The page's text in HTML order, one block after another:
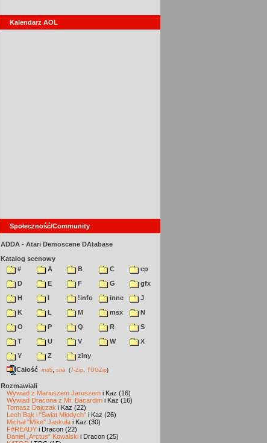
Kalendarz AOL
Społeczność/Community
ADDA - Atari Demoscene DAtabase
Katalog scenowy
#
A B C
cp
D
E F G
gfx
H
I !info inne
J
K
L M msx
N
O
P Q R
S
T
U V W
X
Y
Z
ziny
Całość md5 sha (7-Zip TUGZip)
Rozmawiali
Wywiad z Mariuszem Jaroszem i Kaz (16)
Wywiad Dracona z Mr. Bacardim i Kaz (16)
Tomasz Dajczak i Kaz (22)
Lech Bąk i "Świat Młodych" i Kaz (26)
Michał "Mike" Jaskuła i Kaz (30)
F#READY i Dracon (22)
Daniel „Arctus” Kowalski i Dracon (25)